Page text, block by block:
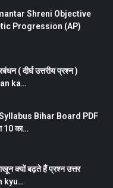
Shreni Objective
Progression (AP)
( दीर्घ उत्तरीय प्रश्न )
ka…
Bihar Board PDF
10 का…
क्यों बढ़ते हैं प्रश्न उत्तर
kyu…